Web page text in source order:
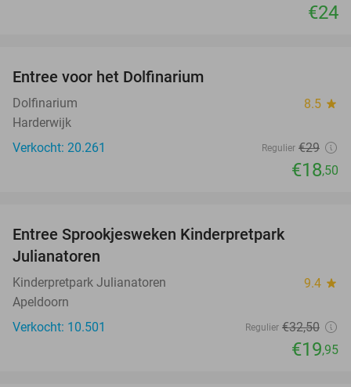
€24
Entree voor het Dolfinarium
Dolfinarium 8.5 star
Harderwijk
Verkocht: 20.261
Regulier €29
€18,50
Entree Sprookjesweken Kinderpretpark
Julianatoren
Kinderpretpark Julianatoren 9.4 star
Apeldoorn
Verkocht: 10.501
Regulier €32,50
€19,95